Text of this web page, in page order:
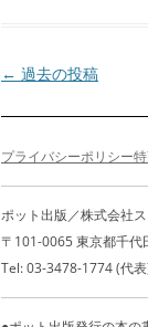
投
ビ
ー
シ
ン
← 過去の投稿
プライバシーポリシー
ポット出版／株式会社
〒101-0065 東京都千代
Tel: 03-3478-1774 (代